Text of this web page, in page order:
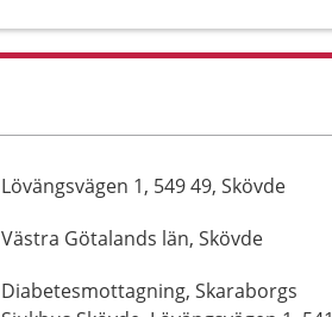
Lövängsvägen 1, 549 49, Skövde
Västra Götalands län, Skövde
Diabetesmottagning, Skaraborgs